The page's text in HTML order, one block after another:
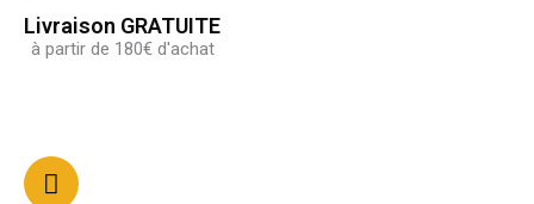
Livraison GRATUITE
à partir de 180€ d'achat